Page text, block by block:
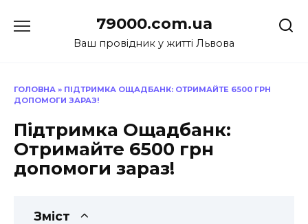
до
79000.com.ua
Ваш провідник у житті Львова
ГОЛОВНА » ПІДТРИМКА ОЩАДБАНК: ОТРИМАЙТЕ 6500 ГРН
ДОПОМОГИ ЗАРАЗ!
Підтримка Ощадбанк:
Отримайте 6500 грн
допомоги зараз!
Зміст